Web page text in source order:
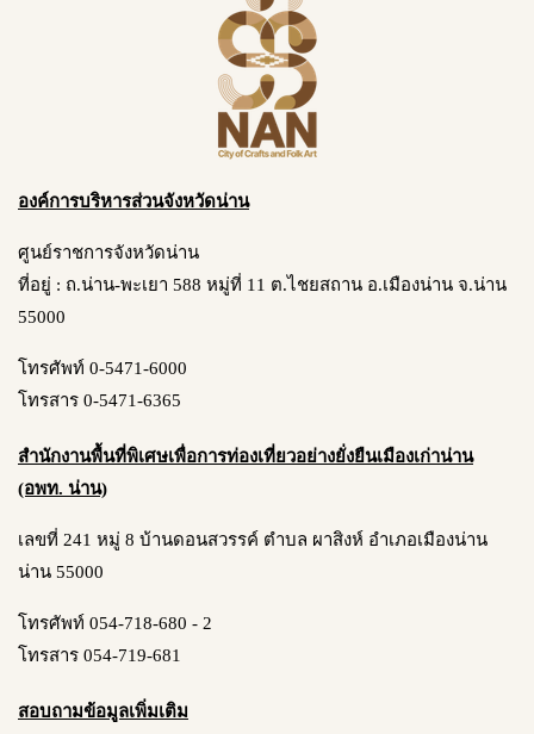
องค์การบริหารส่วนจังหวัดน่าน
ศูนย์ราชการจังหวัดน่าน
ที่อยู่ : ถ.น่าน-พะเยา 588 หมู่ที่ 11 ต.ไชยสถาน อ.เมืองน่าน จ.น่าน
55000
โทรศัพท์ 0-5471-6000
โทรสาร 0-5471-6365
สำนักงานพื้นที่พิเศษเพื่อการท่องเที่ยวอย่างยั่งยืนเมืองเก่าน่าน
(อพท. น่าน)
เลขที่ 241 หมู่ 8 บ้านดอนสวรรค์ ตำบล ผาสิงห์ อำเภอเมืองน่าน
น่าน 55000
โทรศัพท์ 054-718-680 - 2
โทรสาร 054-719-681
สอบถามข้อมูลเพิ่มเติม